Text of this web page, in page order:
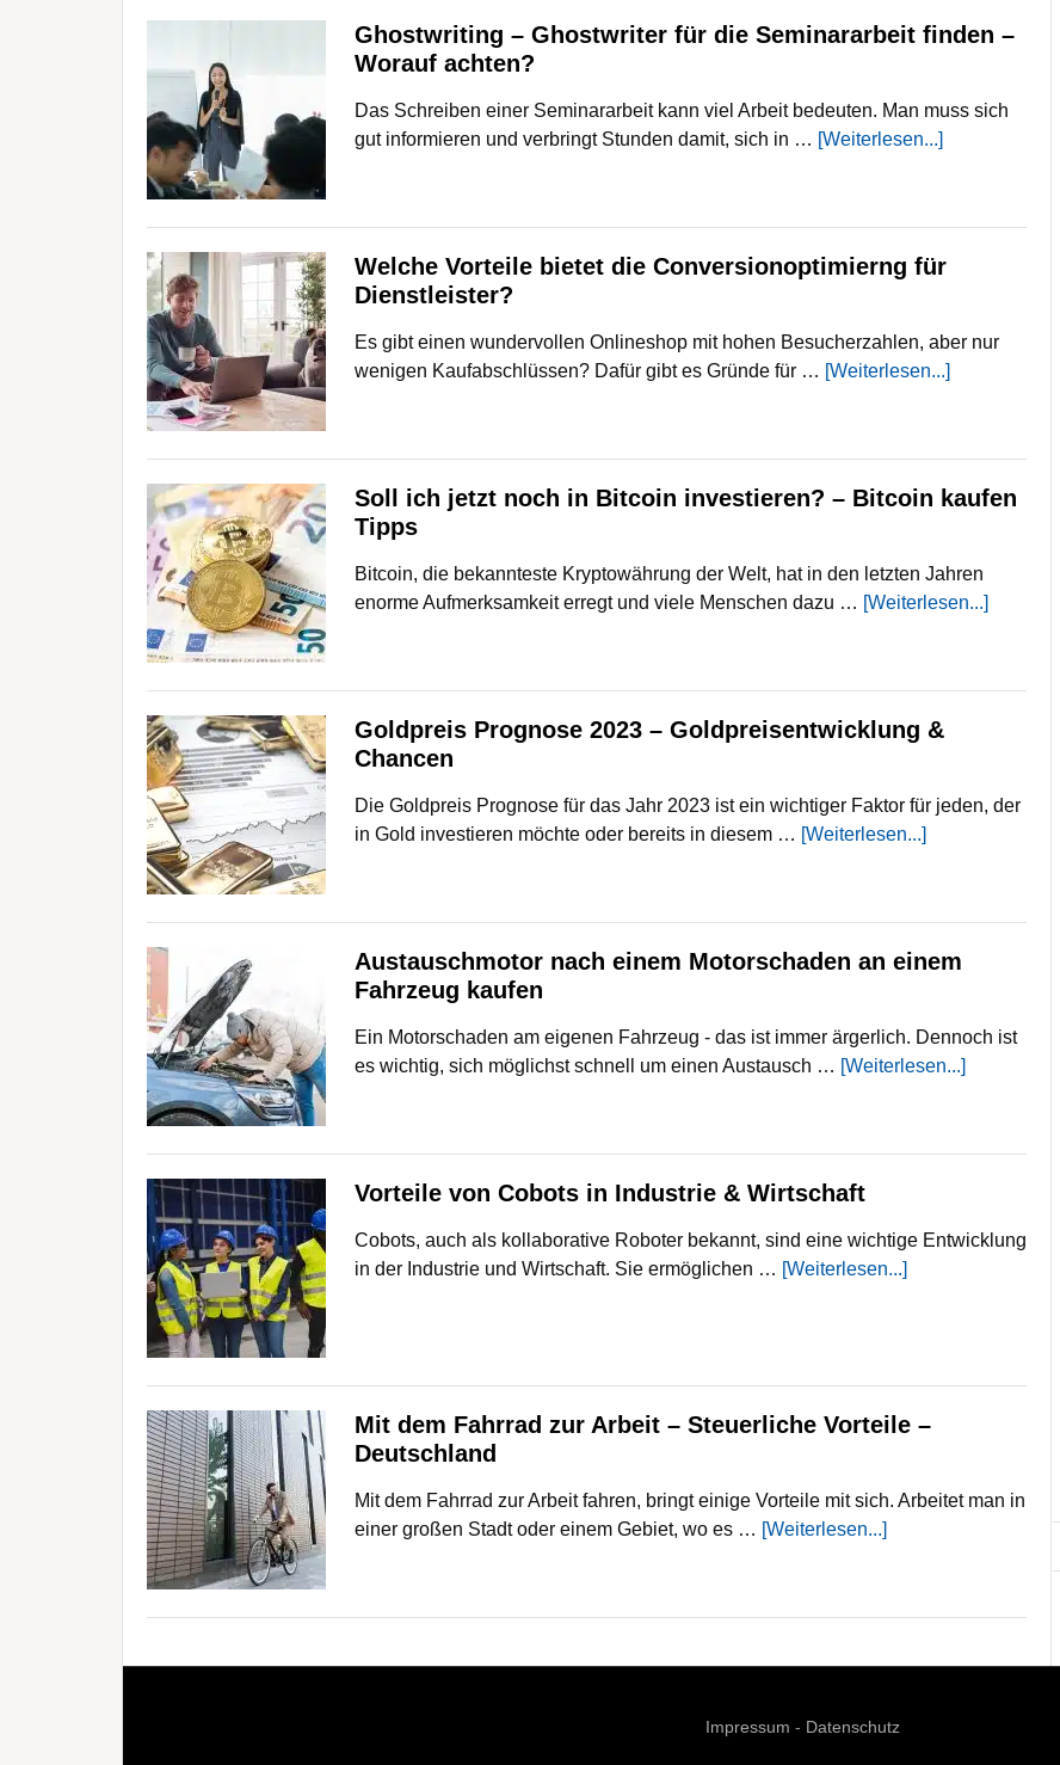
Ghostwriting – Ghostwriter für die Seminararbeit finden –
Worauf achten?
Das Schreiben einer Seminararbeit kann viel Arbeit bedeuten. Man muss sich
gut informieren und verbringt Stunden damit, sich in … [Weiterlesen...]
Welche Vorteile bietet die Conversionoptimierng für
Dienstleister?
Es gibt einen wundervollen Onlineshop mit hohen Besucherzahlen, aber nur
wenigen Kaufabschlüssen? Dafür gibt es Gründe für … [Weiterlesen...]
Soll ich jetzt noch in Bitcoin investieren? – Bitcoin kaufen
Tipps
Bitcoin, die bekannteste Kryptowährung der Welt, hat in den letzten Jahren
enorme Aufmerksamkeit erregt und viele Menschen dazu … [Weiterlesen...]
Goldpreis Prognose 2023 – Goldpreisentwicklung &
Chancen
Die Goldpreis Prognose für das Jahr 2023 ist ein wichtiger Faktor für jeden, der
in Gold investieren möchte oder bereits in diesem … [Weiterlesen...]
Austauschmotor nach einem Motorschaden an einem
Fahrzeug kaufen
Ein Motorschaden am eigenen Fahrzeug - das ist immer ärgerlich. Dennoch ist
es wichtig, sich möglichst schnell um einen Austausch … [Weiterlesen...]
Vorteile von Cobots in Industrie & Wirtschaft
Cobots, auch als kollaborative Roboter bekannt, sind eine wichtige Entwicklung
in der Industrie und Wirtschaft. Sie ermöglichen … [Weiterlesen...]
Mit dem Fahrrad zur Arbeit – Steuerliche Vorteile –
Deutschland
Mit dem Fahrrad zur Arbeit fahren, bringt einige Vorteile mit sich. Arbeitet man in
einer großen Stadt oder einem Gebiet, wo es … [Weiterlesen...]
Impressum - Datenschutz